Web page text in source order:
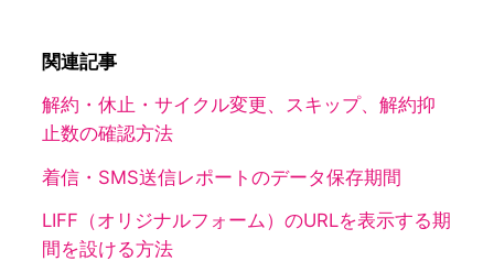
関連記事
解約・休止・サイクル変更、スキップ、解約抑
止数の確認方法
着信・SMS送信レポートのデータ保存期間
LIFF（オリジナルフォーム）のURLを表示する期
間を設ける方法